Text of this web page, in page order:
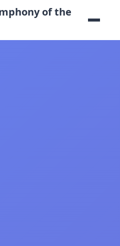
of the